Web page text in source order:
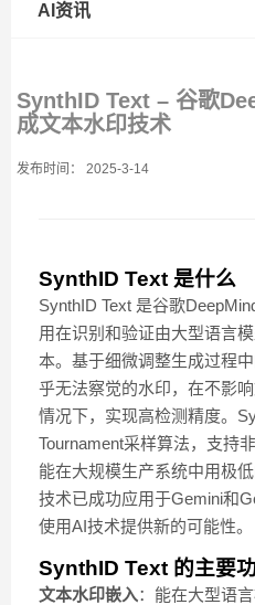
AI资讯
SynthID Text – 谷歌
成文本水印技术
发布时间： 2025-3-14
SynthID Text 是什么
SynthID Text 是谷歌
用在识别和验证由大型语言
本。基于细微调整生成过程
乎无法察觉的水印，在不影
情况下，实现高检测精度。
Tournament采样算法，支持
能在大规模生产系统中用极
技术已成功应用于Gemini和
使用AI技术提供新的可能性。
SynthID Text 的主要
文本水印嵌入：能在大型语